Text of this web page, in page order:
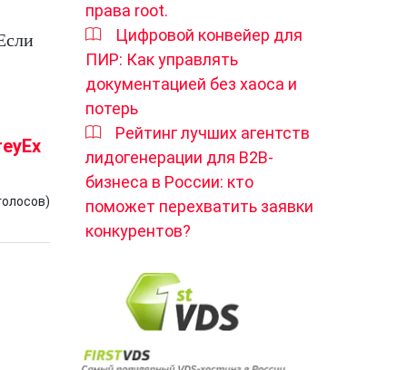
права root.
Цифровой конвейер для
ПИР: Как управлять
документацией без хаоса и
потерь
Рейтинг лучших агентств
лидогенерации для B2B-
бизнеса в России: кто
поможет перехватить заявки
конкурентов?